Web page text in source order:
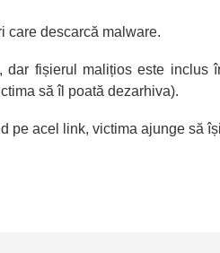
care descarcă malware.
fișierul malițios este inclus
să îl poată dezarhiva).
pe acel link, victima ajunge să